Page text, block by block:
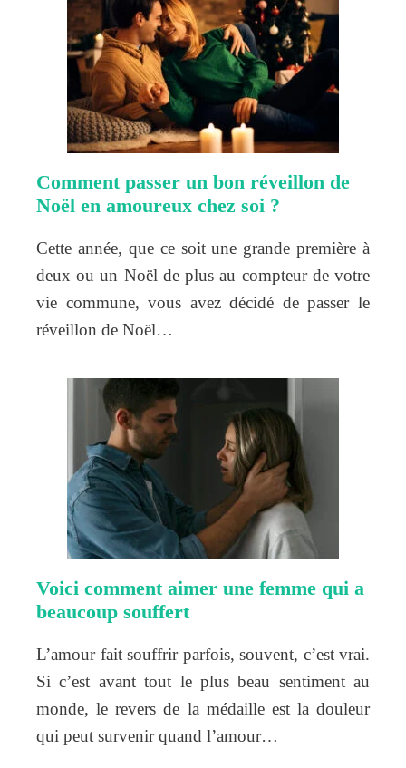
Comment passer un bon réveillon de
Noël en amoureux chez soi ?
Cette année, que ce soit une grande première à
deux ou un Noël de plus au compteur de votre
vie commune, vous avez décidé de passer le
réveillon de Noël…
Voici comment aimer une femme qui a
beaucoup souffert
L’amour fait souffrir parfois, souvent, c’est vrai.
Si c’est avant tout le plus beau sentiment au
monde, le revers de la médaille est la douleur
qui peut survenir quand l’amour…